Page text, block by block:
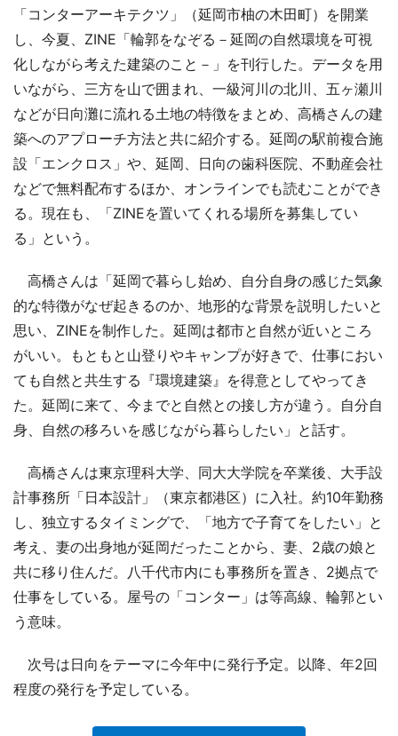
「コンターアーキテクツ」（延岡市柚の木田町）を開業
し、今夏、ZINE「輪郭をなぞる－延岡の自然環境を可視
化しながら考えた建築のこと－」を刊行した。データを用
いながら、三方を山で囲まれ、一級河川の北川、五ヶ瀬川
などが日向灘に流れる土地の特徴をまとめ、高橋さんの建
築へのアプローチ方法と共に紹介する。延岡の駅前複合施
設「エンクロス」や、延岡、日向の歯科医院、不動産会社
などで無料配布するほか、オンラインでも読むことができ
る。現在も、「ZINEを置いてくれる場所を募集してい
る」という。
高橋さんは「延岡で暮らし始め、自分自身の感じた気象
的な特徴がなぜ起きるのか、地形的な背景を説明したいと
思い、ZINEを制作した。延岡は都市と自然が近いところ
がいい。もともと山登りやキャンプが好きで、仕事におい
ても自然と共生する『環境建築』を得意としてやってき
た。延岡に来て、今までと自然との接し方が違う。自分自
身、自然の移ろいを感じながら暮らしたい」と話す。
高橋さんは東京理科大学、同大大学院を卒業後、大手設
計事務所「日本設計」（東京都港区）に入社。約10年勤務
し、独立するタイミングで、「地方で子育てをしたい」と
考え、妻の出身地が延岡だったことから、妻、2歳の娘と
共に移り住んだ。八千代市内にも事務所を置き、2拠点で
仕事をしている。屋号の「コンター」は等高線、輪郭とい
う意味。
次号は日向をテーマに今年中に発行予定。以降、年2回
程度の発行を予定している。